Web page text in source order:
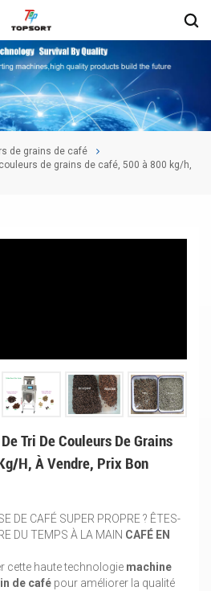
de grains de café
de grains de café, 500 à 800 kg/h,
Tri De Couleurs De Grains
h, À Vendre, Prix Bon
DE CAFÉ SUPER PROPRE ? ÊTES-
DU TEMPS À LA MAIN CAFÉ EN
cette haute technologie machine
de café pour améliorer la qualité